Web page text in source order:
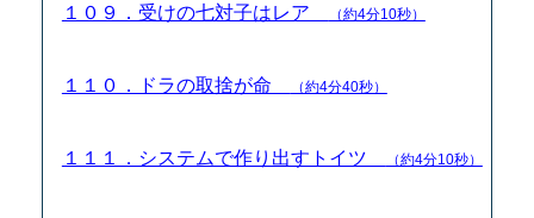
１０９．受けの七対子はレア （約4分10秒）
１１０．ドラの取捨が命 （約4分40秒）
１１１．システムで作り出すトイツ （約4分10秒）